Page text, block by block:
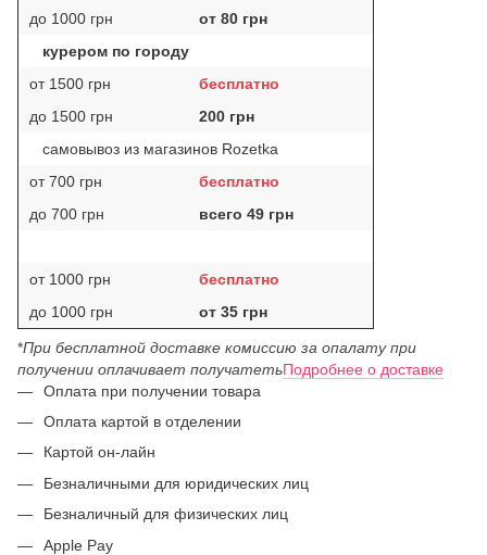
до 1000 грн
от 80 грн
курером по городу
от 1500 грн
бесплатно
до 1500 грн
200 грн
самовывоз из магазинов Rozetka
от 700 грн
бесплатно
до 700 грн
всего 49 грн
от 1000 грн
бесплатно
до 1000 грн
от 35 грн
*При бесплатной доставке комиссию за опалату при
получении оплачивает получатетьПодробнее о доставке
Оплата при получении товара
Оплата картой в отделении
Картой он-лайн
Безналичными для юридических лиц
Безналичный для физических лиц
Apple Pay